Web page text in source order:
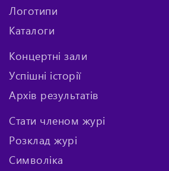
Логотипи
Каталоги
Концертні зали
Успішні історії
Архів результатів
Стати членом журі
Розклад журі
Символіка